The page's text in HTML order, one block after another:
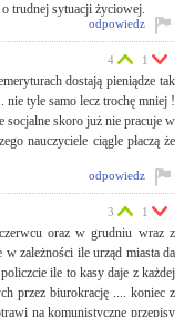
trudnej sytuacji życiowej.
odpowiedz
dostają pieniądze tak
tyle samo lecz trochę mniej !
socjalne skoro już nie pracuje w
nauczyciele ciągle płaczą że
4 1
odpowiedz
oraz w grudniu wraz z
zależności ile urząd miasta da
ile to kasy daje z każdej
przez biurokrację .... koniec z
na komunistyczne przepisy
3 1